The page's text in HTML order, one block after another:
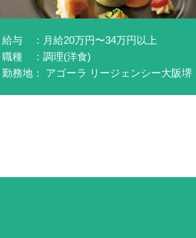
給与 ：月給20万円〜34万円以上
職種 ：調理(洋食)
勤務地： アゴーラ リージェンシー大阪堺